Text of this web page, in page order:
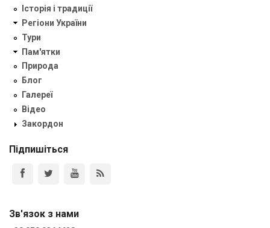
Історія і традиції
Регіони України
Тури
Пам'ятки
Природа
Блог
Галереї
Відео
Закордон
Підпишіться
Зв'язок з нами